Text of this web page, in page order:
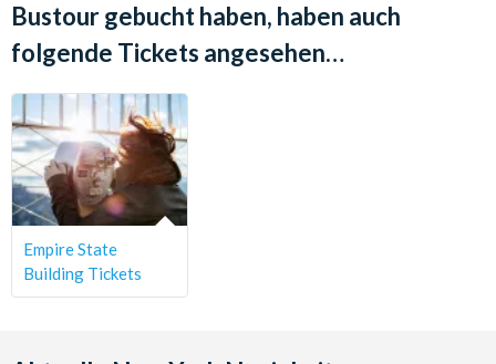
Bustour gebucht haben, haben auch
folgende Tickets angesehen…
Empire State
Building Tickets